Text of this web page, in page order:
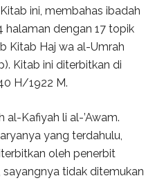
ini, membahas ibadah
halaman dengan 17 topik
Kitab Haj wa al-Umrah
Kitab ini diterbitkan di
H/1922 M.
al-Kafiyah li al-’Awam.
yang terdahulu,
oleh penerbit
sayangnya tidak ditemukan